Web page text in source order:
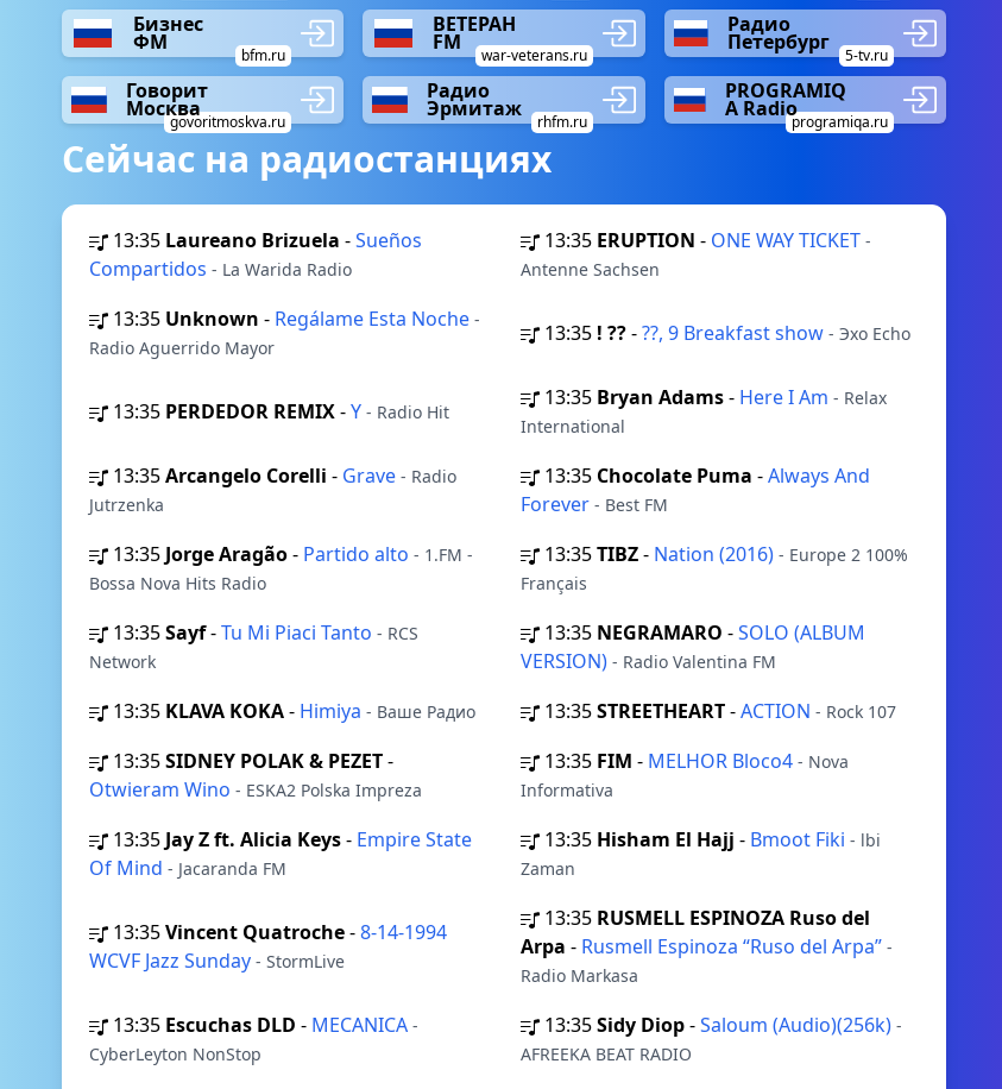
Бизнес
ФМ
bfm.ru
ВЕТЕРАН
FM
war-veterans.ru
Радио
Петербург
5-tv.ru
Говорит
Москва
govoritmoskva.ru
Радио
Эрмитаж
rhfm.ru
PROGRAMIQ
A Radio
programiqa.ru
Сейчас на радиостанциях
13:35 Laureano Brizuela -Sueños
Compartidos - La Warida Radio
13:35 ERUPTION - ONE WAY TICKET -
Antenne Sachsen
13:35 Unknown - Regálame Esta Noche -
Radio Aguerrido Mayor
13:35 ! ??-??, 9 Breakfast show - Эхо Echo
13:35 PERDEDOR REMIX-Y - Radio Hit
13:35 Bryan Adams- Here I Am - Relax
International
13:35Arcangelo Corelli - Grave - Radio
Jutrzenka
13:35 Chocolate Puma -Always And
Forever - Best FM
13:35 Jorge Aragão- Partido alto - 1.FM -
Bossa Nova Hits Radio
13:35TIBZ- Nation (2016) - Europe 2 100%
Français
13:35Sayf-Tu Mi Piaci Tanto - RCS
Network
13:35 NEGRAMARO -SOLO (ALBUM
VERSION) - Radio Valentina FM
13:35 KLAVA KOKA- Himiya - Ваше Радио 13:35STREETHEART-ACTION - Rock 107
13:35SIDNEY POLAK & PEZET-
Otwieram Wino - ESKA2 Polska Impreza
13:35 FIM - MELHOR Bloco4 - Nova
Informativa
13:35 Jay Z ft. Alicia Keys- Empire State
Of Mind - Jacaranda FM
13:35 Hisham El Hajj - Bmoot Fiki - lbi
Zaman
13:35Vincent Quatroche-8-14-1994
WCVF Jazz Sunday - StormLive
13:35 RUSMELL ESPINOZA Ruso del
Arpa - Rusmell Espinoza “Ruso del Arpa” -
Radio Markasa
13:35 Escuchas DLD - MECANICA -
CyberLeyton NonStop
13:35Sidy Diop-Saloum (Audio)(256k) -
AFREEKA BEAT RADIO